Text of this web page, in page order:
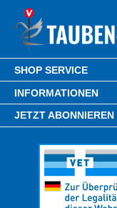
SHOP SERVICE
INFORMATIONEN
JETZT ABONNIEREN